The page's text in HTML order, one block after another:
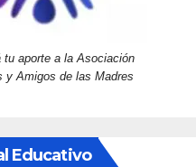
tu aporte a la Asociación
y Amigos de las Madres
Educativo